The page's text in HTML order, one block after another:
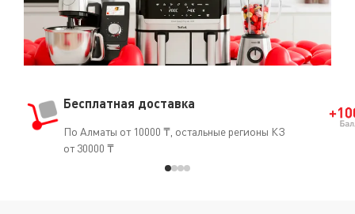
и т.д.).
Бесплатная доставка
По Алматы от 10000 ₸, остальные регионы КЗ
от 30000 ₸